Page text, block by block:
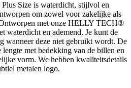
Size is waterdicht, stijlvol en
om zowel voor zakelijke als
met onze HELLY TECH®
waterdicht en ademend. Je kunt de
wanneer deze niet gebruikt wordt. De
lengte met bedekking van de billen en
vorm. We hebben kwaliteitsdetails
metalen logo.